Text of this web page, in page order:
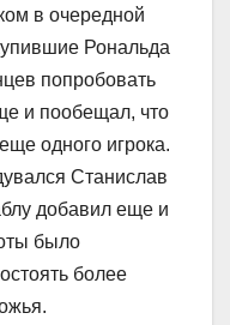
в очередной
Рональда
попробовать
и пообещал, что
одного игрока.
Станислав
добавил еще и
было
более